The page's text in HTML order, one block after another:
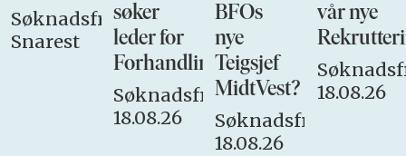
Søknadsfrist:
Snarest
søker
leder for
Forhandlingsutvalget
Søknadsfrist:
18.08.26
BFOs
nye
Teigsjef
MidtVest?
Søknadsfrist:
18.08.26
vår nye
18.08.26